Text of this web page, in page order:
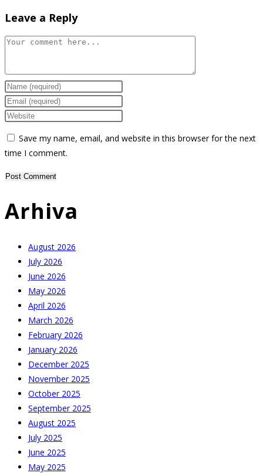
Leave a Reply
Comment
Enter
your
name
username
to
comment
Enter
your
address
to
comment
Enter
website
URL
(optional)
Save my name, email, and website in this browser for the next
time I comment.
Arhiva
August 2026
July 2026
June 2026
May 2026
April 2026
March 2026
February 2026
January 2026
December 2025
November 2025
October 2025
September 2025
August 2025
July 2025
June 2025
May 2025